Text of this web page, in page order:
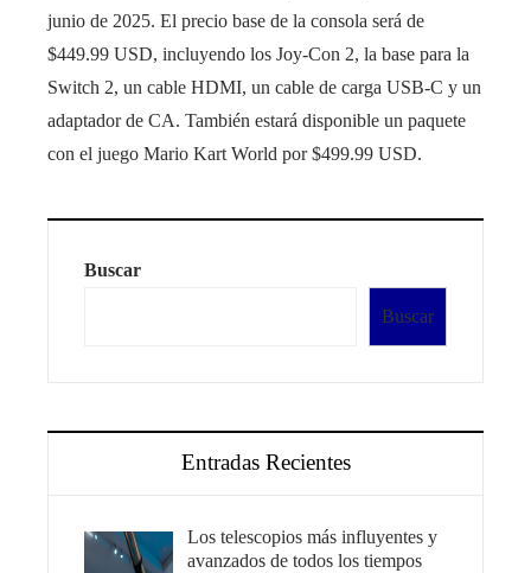
junio de 2025. El precio base de la consola será de
$449.99 USD, incluyendo los Joy-Con 2, la base para la
Switch 2, un cable HDMI, un cable de carga USB-C y un
adaptador de CA. También estará disponible un paquete
con el juego Mario Kart World por $499.99 USD.
Buscar
Buscar
Entradas Recientes
Los telescopios más influyentes y
avanzados de todos los tiempos